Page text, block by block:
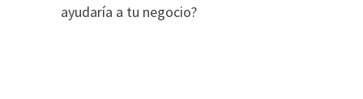
ayudaría a tu negocio?